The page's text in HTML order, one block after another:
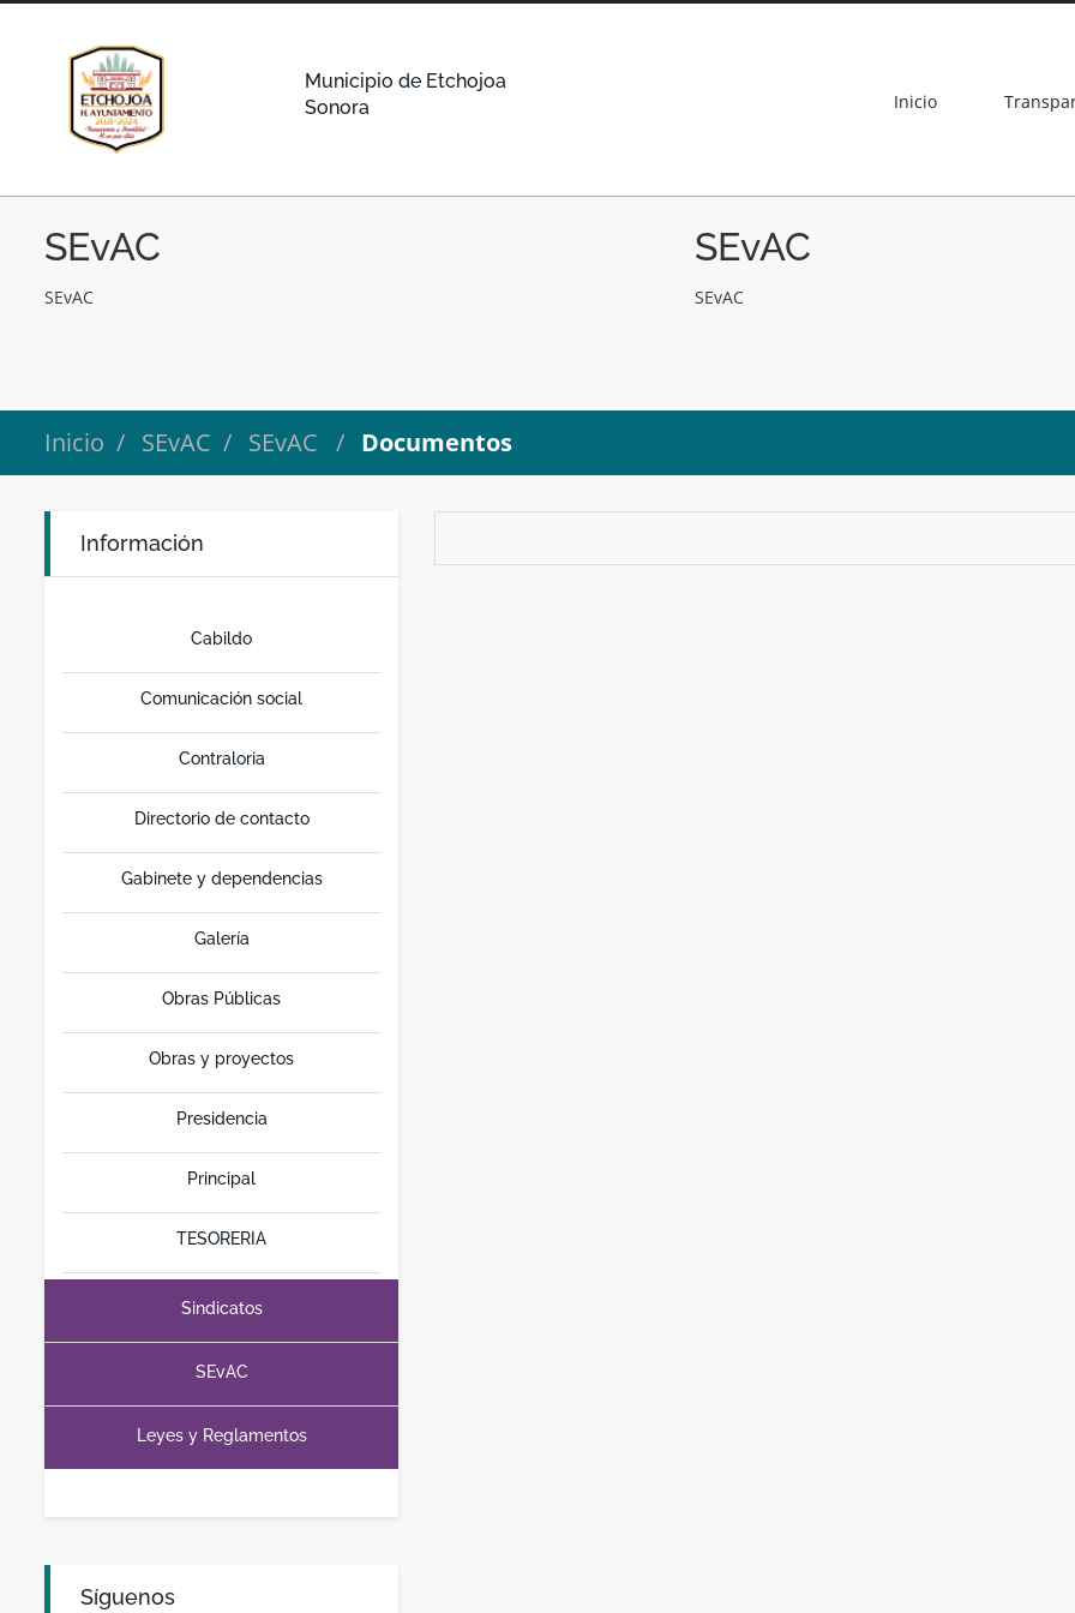
Municipio de Etchojoa
Sonora
Inicio
SEvAC
SEvAC
SEvAC
SEvAC
Inicio SEvAC SEvAC Documentos
Información
Cabildo
Comunicación social
Contraloria
Directorio de contacto
Gabinete y dependencias
Galería
Obras Públicas
Obras y proyectos
Presidencia
Principal
TESORERIA
Sindicatos
SEvAC
Leyes y Reglamentos
Síguenos